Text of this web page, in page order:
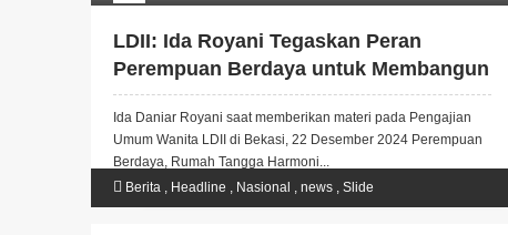
LDII: Ida Royani Tegaskan Peran
Perempuan Berdaya untuk Membangun
Keluarga Harmonis
Ida Daniar Royani saat memberikan materi pada Pengajian
Umum Wanita LDII di Bekasi, 22 Desember 2024 Perempuan
Berdaya, Rumah Tangga Harmoni...
Berita , Headline , Nasional , news , Slide